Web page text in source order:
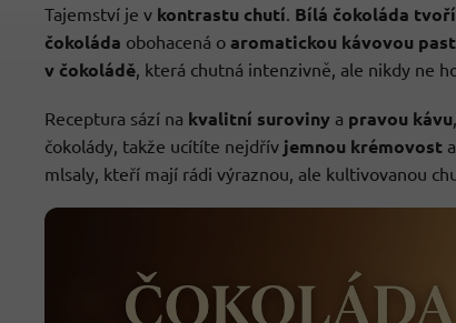
Tajemství je v kontrastu chutí Bílá čokoláda
čokoláda obohacená o aromatickou kávovou
v čokoládě , která chutná intenzivně, ale nikdy ne
Receptura sází na kvalitní suroviny a pravou kávu
čokolády, takže ucítíte nejdřív jemnou krémovost
mlsaly, kteří mají rádi výraznou, ale kultivovanou